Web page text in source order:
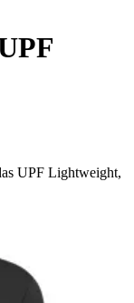
UPF Lightweight,